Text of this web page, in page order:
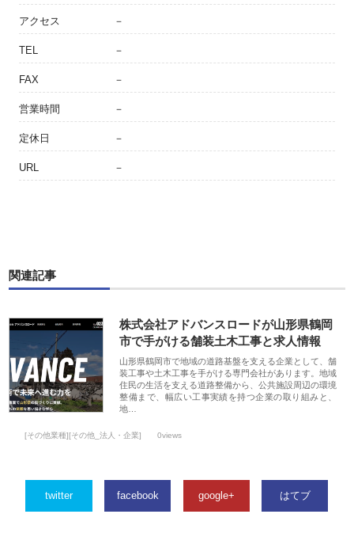
アクセス －
TEL －
FAX －
営業時間 －
定休日 －
URL －
関連記事
株式会社アドバンスロードが山形県鶴岡
市で手がける舗装土木工事と求人情報
山形県鶴岡市で地域の道路基盤を支える企業として、舗
装工事や土木工事を手がける専門会社があります。地域
住民の生活を支える道路整備から、公共施設周辺の環境
整備まで、幅広い工事実績を持つ企業の取り組みと、
地…
[その他業種][その他_法人・企業] 0views
twitter facebook google+ はてブ